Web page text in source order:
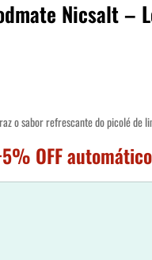
Nicsalt –
o sabor refrescante do picolé
OFF